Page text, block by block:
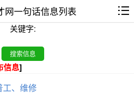
网一句话信息列表
关键字:
信息]
工、维修